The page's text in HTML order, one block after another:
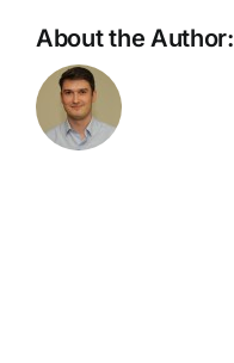
About the Author: